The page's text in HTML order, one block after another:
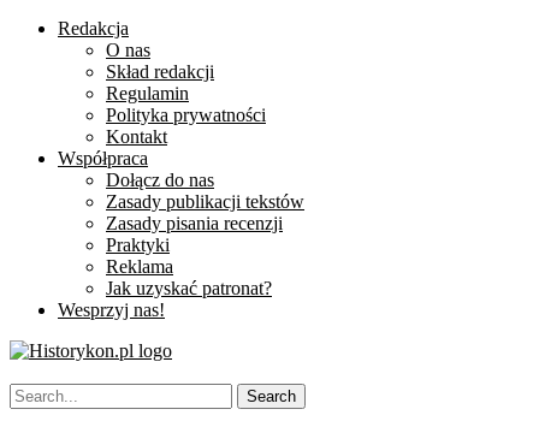
Redakcja
O nas
Skład redakcji
Regulamin
Polityka prywatności
Kontakt
Współpraca
Dołącz do nas
Zasady publikacji tekstów
Zasady pisania recenzji
Praktyki
Reklama
Jak uzyskać patronat?
Wesprzyj nas!